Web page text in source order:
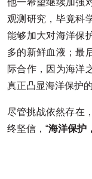
观测研究，毕竟科
能够加大对海洋保
多的新鲜血液；最
际合作，因为海洋
真正凸显海洋保护的
尽管挑战依然存在
终坚信，“海洋保护